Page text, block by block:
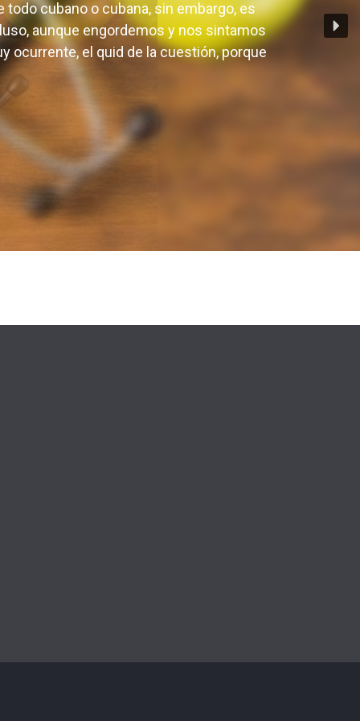
un buen postre seguido de una
cubano o cubana, sin embargo, es
aunque engordemos y nos sintamos
el quid de la cuestión, porque